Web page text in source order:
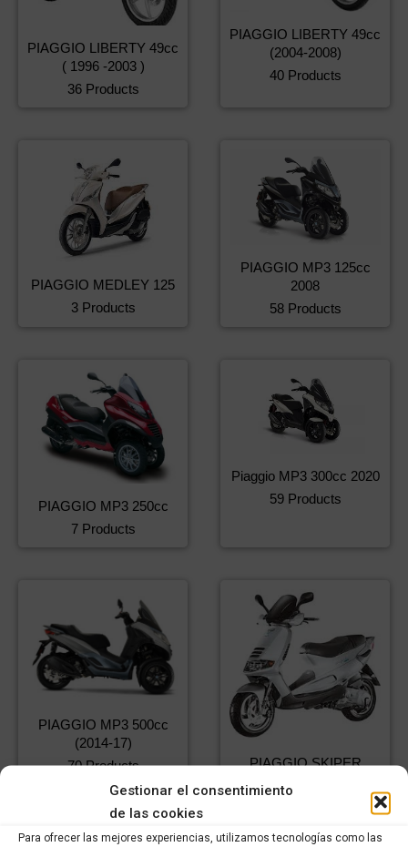
Gestionar el consentimiento
de las cookies
Para ofrecer las mejores experiencias, utilizamos tecnologías como las
PIAGGIO LIBERTY 49cc
( 1996 -2003 )
36 Products
PIAGGIO LIBERTY 49cc
(2004-2008)
40 Products
PIAGGIO MEDLEY 125
3 Products
PIAGGIO MP3 125cc
2008
58 Products
PIAGGIO MP3 250cc
7 Products
Piaggio MP3 300cc 2020
59 Products
PIAGGIO MP3 500cc
(2014-17)
70 Products
PIAGGIO SKIPER